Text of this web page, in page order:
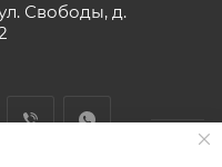
Свободы, д.